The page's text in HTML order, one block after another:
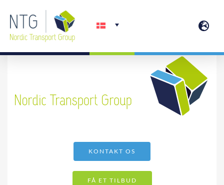
content
KONTAKT OS
FÅ ET TILBUD